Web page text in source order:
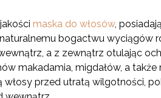
maska do włosów,
bogactwu wyciągów
a z zewnątrz otulając
makadamia, migdałów, a
włosy przed utratą wilgotności,